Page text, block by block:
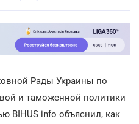
Рады Украины по
и таможенной политики
BIHUS info объяснил, как